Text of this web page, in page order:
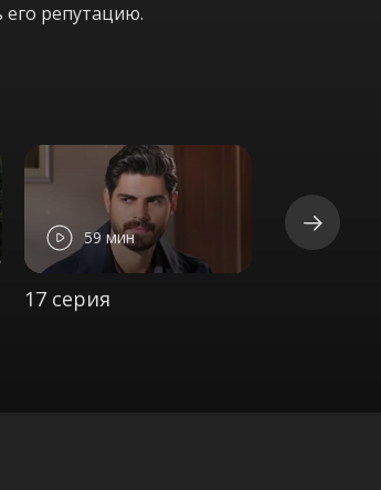
его репутацию.
59 мин
17 серия
56